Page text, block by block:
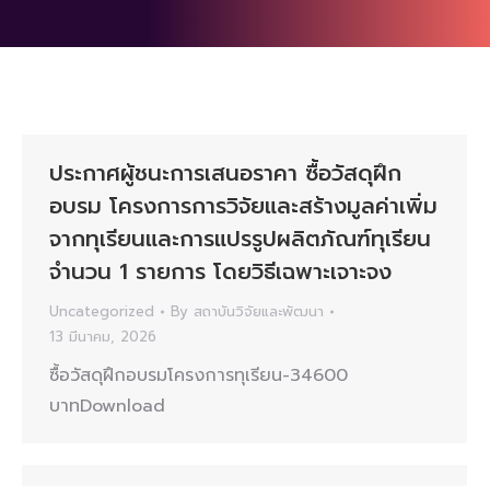
ประกาศผู้ชนะการเสนอราคา ซื้อวัสดุฝึก
อบรม โครงการการวิจัยและสร้างมูลค่าเพิ่ม
จากทุเรียนและการแปรรูปผลิตภัณฑ์ทุเรียน
จำนวน 1 รายการ โดยวิธีเฉพาะเจาะจง
Uncategorized By สถาบันวิจัยและพัฒนา
13 มีนาคม, 2026
ซื้อวัสดุฝึกอบรมโครงการทุเรียน-34600
บาทDownload